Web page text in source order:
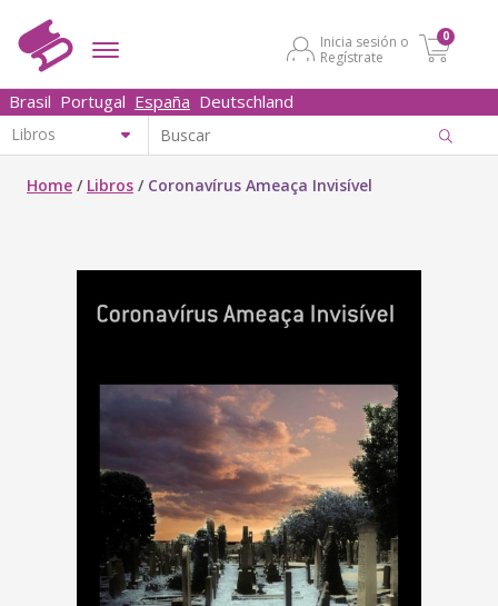
Inicia sesión o
Regístrate
0
Brasil Portugal España Deutschland
Home / Libros / Coronavírus Ameaça Invisível